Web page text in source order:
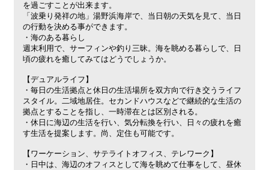
を過ごすことが出来ます。
​「波乗り発祥の地」湯野浜海岸で、当日朝の天気を見て、当日
の行動を決める事ができます。
・海のある暮らし
週末利用で、サーフィンや釣り三昧。海を眺める暮らしで、日
頃の疲れを癒してみてはどうでしょうか。
【デュアルライフ】
・毎日の生活拠点と休日の生活場所を双方向で行き交うライフ
スタイル。二域地居住。セカンドハウスなどで継続的な生活の
拠点とすることを指し、一時滞在とは区別される。
・休日に海辺の生活を行い、気分転換を行い、日々の疲れを癒
す生活を提案します。尚、定住も可能です。
【ワーケーション、サテライトオフィス、テレワーク】
・日中は、海辺のオフィスとして海を眺めて仕事をして、昼休